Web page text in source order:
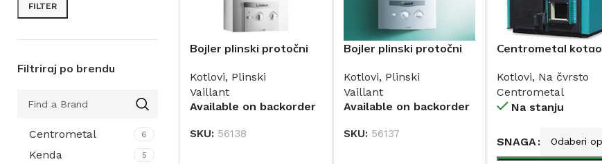
FILTER
Filtriraj po brendu
Centrometal 6
Kenda 5
Bojler plinski protočni
(dimnjak) VAILLANT
Kotlovi, Plinski
Vaillant
Available on backorder
SKU: 56138
Bojler plinski protočni
SEE) 11 (dimnjak)
VAILLANT
Kotlovi, Plinski
Vaillant
Available on backorder
SKU: 56137
Centrometal kotao
50kW
Kotlovi, Na čvrsto
Centrometal
Na stanju
SNAGA